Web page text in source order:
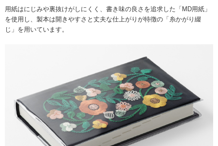
用紙はにじみや裏抜けがしにくく、書き味の良さを追求した「MD用紙」
を使用し、製本は開きやすさと丈夫な仕上がりが特徴の「糸かがり綴
じ」を用いています。